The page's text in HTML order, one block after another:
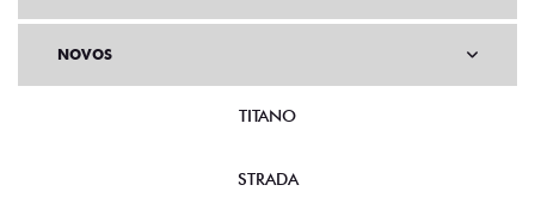
NOVOS
TITANO
STRADA